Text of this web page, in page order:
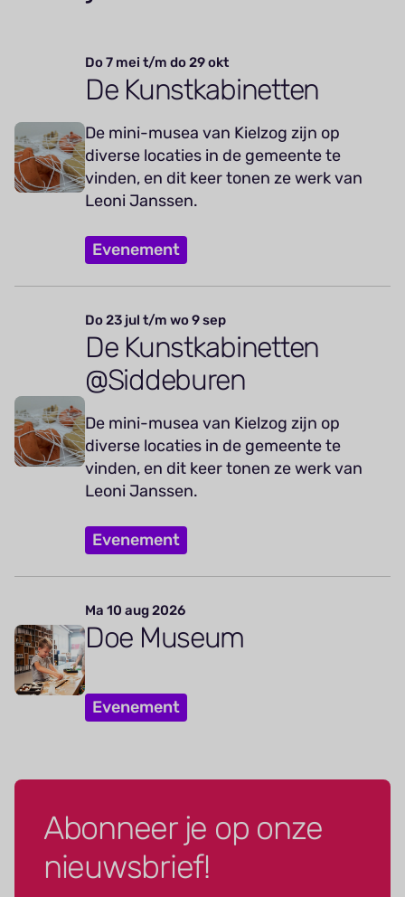
Do 7 mei t/m do 29 okt
De Kunstkabinetten
De mini-musea van Kielzog zijn op
diverse locaties in de gemeente te
vinden, en dit keer tonen ze werk van
Leoni Janssen.
Evenement
Do 23 jul t/m wo 9 sep
De Kunstkabinetten
@Siddeburen
De mini-musea van Kielzog zijn op
diverse locaties in de gemeente te
vinden, en dit keer tonen ze werk van
Leoni Janssen.
Evenement
Ma 10 aug 2026
Doe Museum
Evenement
Abonneer je op onze
nieuwsbrief!